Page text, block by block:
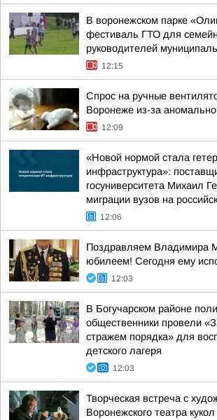
В воронежском парке
фестиваль ГТО для
руководителей
12:15
Спрос на ручные
Воронеже из-за
12:09
«Новой нормой стала
инфраструктура»:
госуниверситета Михаил
миграции вузов на
12:06
Поздравляем Владимира
юбилеем! Сегодня ему
12:03
В Богучарском районе
общественники провели
стражем порядка» для
детского лагеря
12:03
Творческая встреча с
Воронежского театра